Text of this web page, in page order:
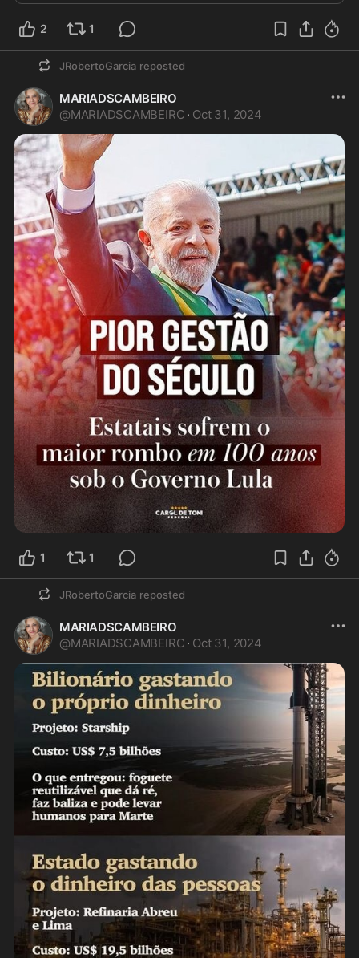
2 1
JRobertoGarcia reposted
MARIADSCAMBEIRO
@MARIADSCAMBEIRO · Oct 31, 2024
1 1
JRobertoGarcia reposted
MARIADSCAMBEIRO
@MARIADSCAMBEIRO · Oct 31, 2024